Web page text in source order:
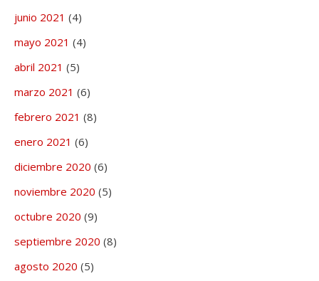
junio 2021 (4)
mayo 2021 (4)
abril 2021 (5)
marzo 2021 (6)
febrero 2021 (8)
enero 2021 (6)
diciembre 2020 (6)
noviembre 2020 (5)
octubre 2020 (9)
septiembre 2020 (8)
agosto 2020 (5)